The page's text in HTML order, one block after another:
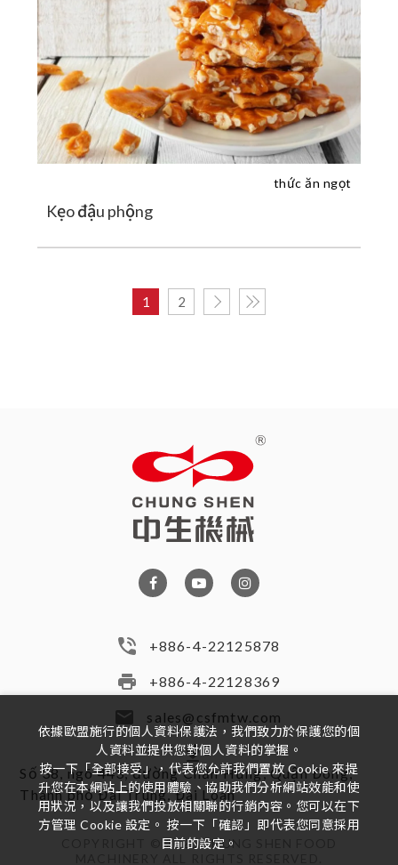
thức ăn ngọt
Kẹo đậu phộng
1 2
+886-4-22125878
+886-4-22128369
sales@csfmtw.com
Số 38, ngõ 443, đường Chấn Hưng, Quận Đông,
Thành phố Đài Trung, Đài Loan
2026 CHUNG SHEN FOOD
依據歐盟施行的個人資料保護法，我們致力於保護您的個
人資料並提供您對個人資料的掌握。
按一下「全部接受」，代表您允許我們置放 Cookie 來提
升您在本網站上的使用體驗、協助我們分析網站效能和使
用狀況，以及讓我們投放相關聯的行銷內容。您可以在下
方管理 Cookie 設定。 按一下「確認」即代表您同意採用
目前的設定。